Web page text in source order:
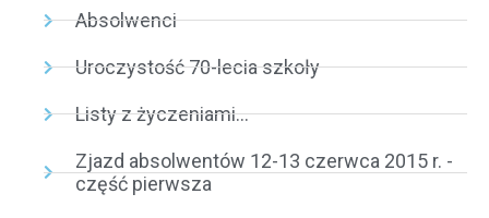
Absolwenci
Uroczystość 70-lecia szkoły
Listy z życzeniami...
Zjazd absolwentów 12-13 czerwca 2015 r. -
część pierwsza